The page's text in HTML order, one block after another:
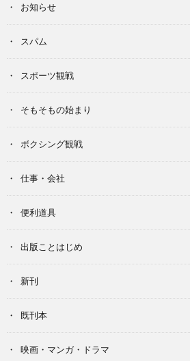
お知らせ
スパム
スポーツ観戦
そもそもの始まり
ボクシング観戦
仕事・会社
便利道具
出版ことはじめ
新刊
既刊本
映画・マンガ・ドラマ